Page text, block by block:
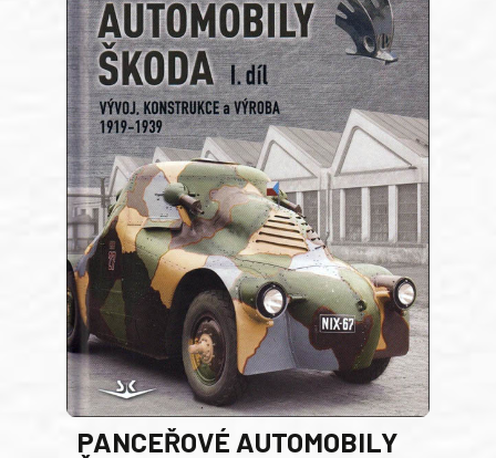
PANCEŘOVÉ AUTOMOBILY